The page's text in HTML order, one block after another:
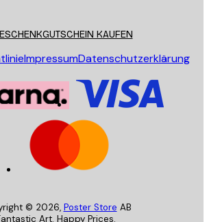
KAUFEN
ImpressumDatenschutzerklärung
© 2026, Poster Store AB
Art. Happy Prices.